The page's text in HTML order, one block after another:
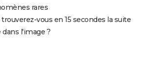
rares
vous en 15 secondes la suite
l'image ?